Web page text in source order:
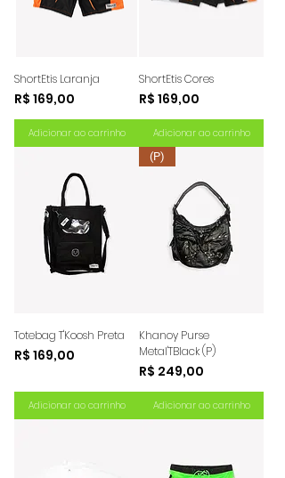
ShortEtis Laranja
Preço
R$ 169,00
Adicionar ao carrinho
ShortEtis Cores
Preço
R$ 169,00
Adicionar ao carrinho
Totebag T'Koosh Preta
Preço
R$ 169,00
Adicionar ao carrinho
(P)
Khanoy Purse
Metal'TBlack (P)
Preço
R$ 249,00
Adicionar ao carrinho